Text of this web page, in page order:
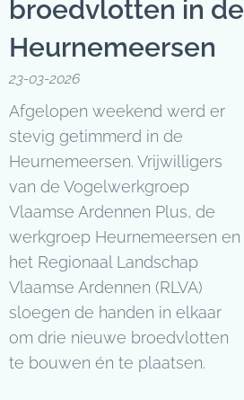
broedvlotten in de
Heurnemeersen
23-03-2026
Afgelopen weekend werd er
stevig getimmerd in de
Heurnemeersen. Vrijwilligers
van de Vogelwerkgroep
Vlaamse Ardennen Plus, de
werkgroep Heurnemeersen en
het Regionaal Landschap
Vlaamse Ardennen (RLVA)
sloegen de handen in elkaar
om drie nieuwe broedvlotten
te bouwen én te plaatsen.